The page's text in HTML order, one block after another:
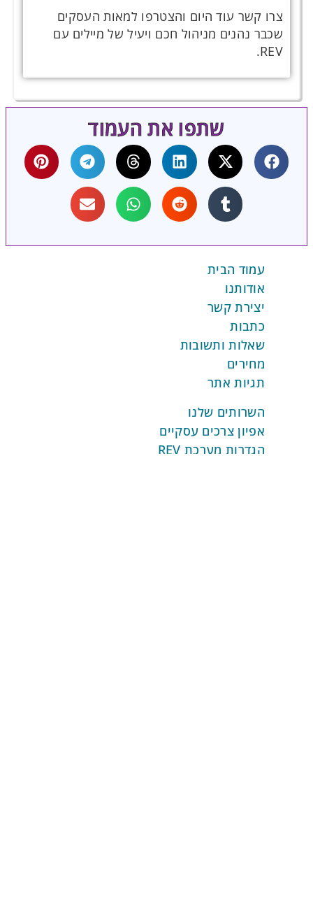
צרו קשר עוד היום והצטרפו למאות העסקים
שכבר נהנים מניהול חכם ויעיל של מיילים עם
REV.
שתפו את העמוד
עמוד הבית
אודותנו
יצירת קשר
כתבות
שאלות ותשובות
מחירים
תגיות אתר
השרותים שלנו
אפיון צרכים עסקיים
הגדרות מערכת REV